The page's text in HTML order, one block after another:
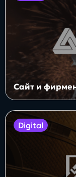
Сайт и
digital